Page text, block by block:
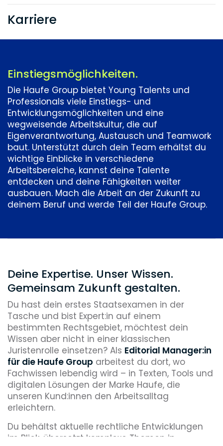
Innerhalb von zwei Jahren werden über
84.000 Abonnent:innen gewonnen. Der
Personalabteilungen von Unternehmen
1978
Haufe Seminare
Mit den „Haufe Seminaren“ werden
erstmals Fortbildungen angeboten. Die
Haufe Akademie entsteht.
1979
Bildschirmtext (BTX)
Als eines der ersten deutschen
Unternehmen nimmt der Verlag an
Feldversuchen mit Bildschirmtext (BTX) –
1990
Das Portfolio wird um kostenpflichtige
Online-Angebote ergänzt. Unter der
BTX-Nummer *33933# können sich
Nutzer:innen einwählen, im System
Nachrichten hinterlassen und
Fachinformationen abrufen. Bezahlt wird
über die Telefonrechnung mit 40
Pfennig pro Minute.
1993
Lexware
Das Unternehmen beteiligt sich am
Freiburger Start-up Lexware. Lexware ist
eine Softwareschmiede und bietet eine
elektronische Reisekosten-abrechnung
Karriere
Einstiegsmöglichkeiten.
Die Haufe Group bietet Young Talents und
Professionals viele Einstiegs- und
Entwicklungsmöglichkeiten und eine
wegweisende Arbeitskultur, die auf
Eigenverantwortung, Austausch und Teamwork
baut. Unterstützt durch dein Team erhältst du
wichtige Einblicke in verschiedene
Arbeitsbereiche, kannst deine Talente
entdecken und deine Fähigkeiten weiter
ausbauen. Mach die Arbeit an der Zukunft zu
deinem Beruf und werde Teil der Haufe Group.
Deine Expertise. Unser Wissen.
Gemeinsam Zukunft gestalten.
Du hast dein erstes Staatsexamen in der
Tasche und bist Expert:in auf einem
bestimmten Rechtsgebiet, möchtest dein
Wissen aber nicht in einer klassischen
Juristenrolle einsetzen? Als Editorial Manager:in
für die Haufe Group arbeitest du dort, wo
Fachwissen lebendig wird – in Texten, Tools und
digitalen Lösungen der Marke Haufe, die
unseren Kund:innen den Arbeitsalltag
erleichtern.
Du behältst aktuelle rechtliche Entwicklungen
im Blick, übersetzt komplexe Themen in